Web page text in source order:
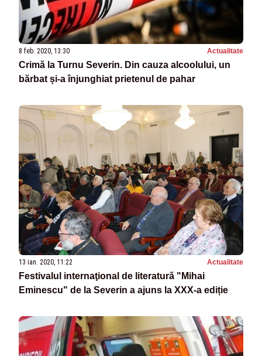
8 feb. 2020, 13:30 Actualitate
Crimă la Turnu Severin. Din cauza alcoolului, un
bărbat și-a înjunghiat prietenul de pahar
13 ian. 2020, 11:22 Actualitate
Festivalul internaţional de literatură "Mihai
Eminescu" de la Severin a ajuns la XXX-a ediție